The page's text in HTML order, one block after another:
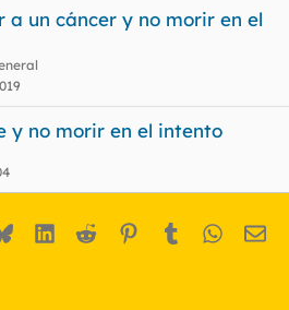
a un cáncer y no morir en el
y no morir en el intento
BlueskyLinkedIn
Reddit Pinterest
Tumblr